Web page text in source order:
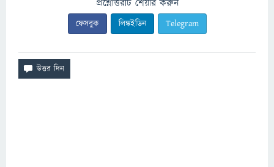
প্রশ্নোত্তরটি শেয়ার করুন
ফেসবুক লিঙ্কইডিন Telegram